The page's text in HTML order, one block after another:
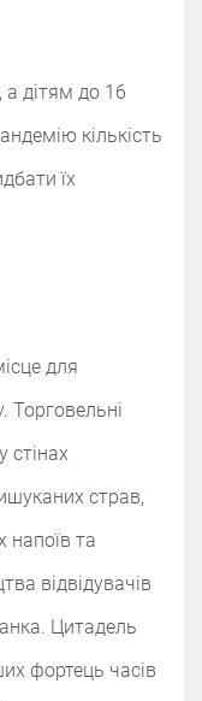
а дітям до 16
кількість
їх
для
Торговельні
страв,
напоїв та
відвідувачів
Цитадель
фортець часів